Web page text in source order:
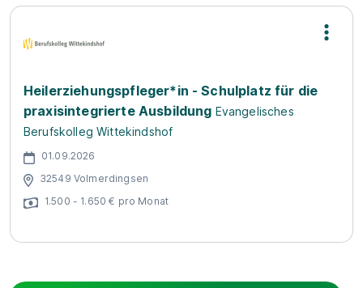
Heilerziehungspfleger*in - Schulplatz für die
praxisintegrierte Ausbildung Evangelisches
Berufskolleg Wittekindshof
01.09.2026
32549 Volmerdingsen
1.500 - 1.650 € pro Monat